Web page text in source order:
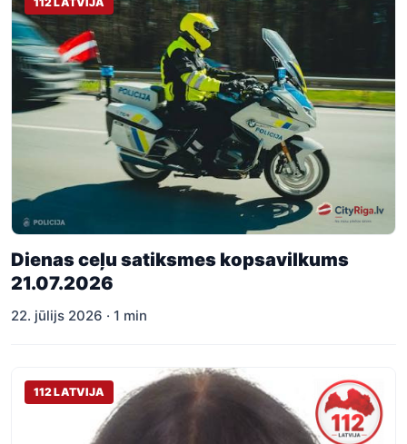
Dienas ceļu satiksmes kopsavilkums
21.07.2026
22. jūlijs 2026 · 1 min
112 LATVIJA